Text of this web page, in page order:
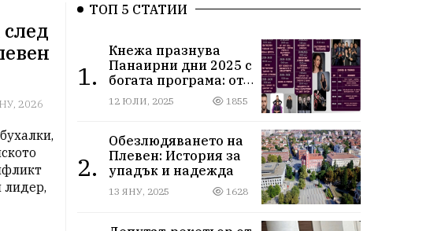
2026
лидер,
ТОП 5 СТАТИИ
1.
Кнежа празнува
Панаирни дни 2025 с
богата програма: от
спортни турнири до
концерти под
12 ЮЛИ, 2025 1855
2.
Обезлюдяването на
Плевен: История за
упадък и надежда
13 ЯНУ, 2025 1628